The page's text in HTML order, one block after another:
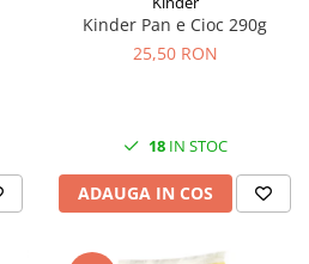
Kinder Pan e Cioc 290g
25,50 RON
18IN STOC
ADAUGA IN COS